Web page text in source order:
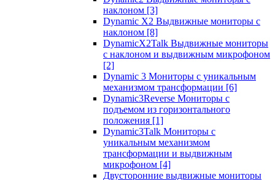
наклоном [3]
Dynamic X2 Выдвижные мониторы с
наклоном [8]
DynamicX2Talk Выдвижные мониторы
с наклоном и выдвижным микрофоном
[2]
Dynamic 3 Мониторы с уникальным
механизмом трансформации [6]
Dynamic3Reverse Мониторы с
подъемом из горизонтального
положения [1]
Dynamic3Talk Мониторы с
уникальным механизмом
трансформации и выдвижным
микрофоном [4]
Двусторонние выдвижные мониторы